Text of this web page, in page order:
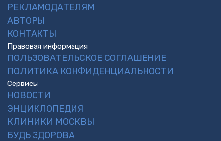
РЕКЛАМОДАТЕЛЯМ
АВТОРЫ
КОНТАКТЫ
Правовая информация
ПОЛЬЗОВАТЕЛЬСКОЕ СОГЛАШЕНИЕ
ПОЛИТИКА КОНФИДЕНЦИАЛЬНОСТИ
Сервисы
НОВОСТИ
ЭНЦИКЛОПЕДИЯ
КЛИНИКИ МОСКВЫ
БУДЬ ЗДОРОВА